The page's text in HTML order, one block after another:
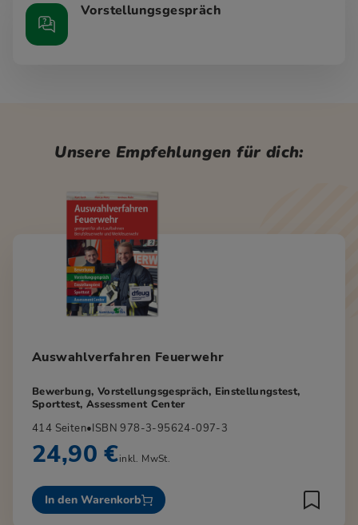
Vorstellungsgespräch
Unsere Empfehlungen für dich:
Auswahlverfahren Feuerwehr
Bewerbung, Vorstellungsgespräch, Einstellungstest,
Sporttest, Assessment Center
414 Seiten•ISBN 978-3-95624-097-3
24,90 €inkl. MwSt.
In den Warenkorb